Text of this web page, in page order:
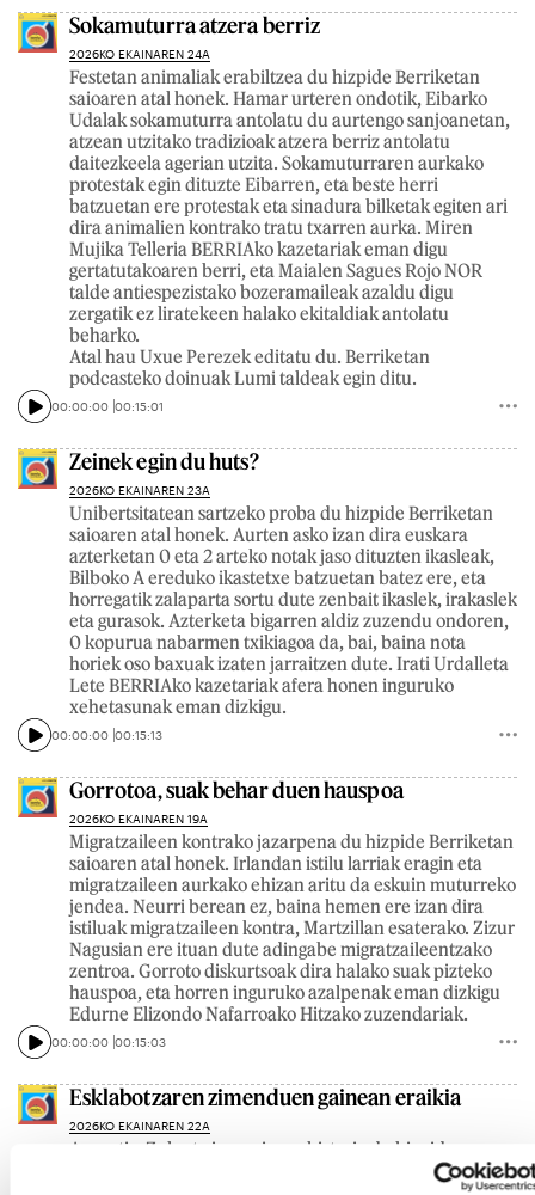
Sokamuturra atzera berriz
2026KO EKAINAREN 24A
Festetan animaliak erabiltzea du hizpide Berriketan
saioaren atal honek. Hamar urteren ondotik, Eibarko
Udalak sokamuturra antolatu du aurtengo sanjoanetan,
atzean utzitako tradizioak atzera berriz antolatu
daitezkeela agerian utzita. Sokamuturraren aurkako
protestak egin dituzte Eibarren, eta beste herri
batzuetan ere protestak eta sinadura bilketak egiten ari
dira animalien kontrako tratu txarren aurka. Miren
Mujika Telleria BERRIAko kazetariak eman digu
gertatutakoaren berri, eta Maialen Sagues Rojo NOR
talde antiespezistako bozeramaileak azaldu digu
zergatik ez liratekeen halako ekitaldiak antolatu
beharko.
Atal hau Uxue Perezek editatu du. Berriketan
podcasteko doinuak Lumi taldeak egin ditu.
00:00:00 00:15:01
Zeinek egin du huts?
2026KO EKAINAREN 23A
Unibertsitatean sartzeko proba du hizpide Berriketan
saioaren atal honek. Aurten asko izan dira euskara
azterketan 0 eta 2 arteko notak jaso dituzten ikasleak,
Bilboko A ereduko ikastetxe batzuetan batez ere, eta
horregatik zalaparta sortu dute zenbait ikaslek, irakaslek
eta gurasok. Azterketa bigarren aldiz zuzendu ondoren,
0 kopurua nabarmen txikiagoa da, bai, baina nota
horiek oso baxuak izaten jarraitzen dute. Irati Urdalleta
Lete BERRIAko kazetariak afera honen inguruko
xehetasunak eman dizkigu.
00:00:00 00:15:13
Gorrotoa, suak behar duen hauspoa
2026KO EKAINAREN 19A
Migratzaileen kontrako jazarpena du hizpide Berriketan
saioaren atal honek. Irlandan istilu larriak eragin eta
migratzaileen aurkako ehizan aritu da eskuin muturreko
jendea. Neurri berean ez, baina hemen ere izan dira
istiluak migratzaileen kontra, Martzillan esaterako. Zizur
Nagusian ere ituan dute adingabe migratzaileentzako
zentroa. Gorroto diskurtsoak dira halako suak pizteko
hauspoa, eta horren inguruko azalpenak eman dizkigu
Edurne Elizondo Nafarroako Hitzako zuzendariak.
00:00:00 00:15:03
Esklabotzaren zimenduen gainean eraikia
2026KO EKAINAREN 22A
Augustin-Zulueta jauregiaren historia du hizpide
Berriketan saioaren atal honek. Gasteizko eraikin